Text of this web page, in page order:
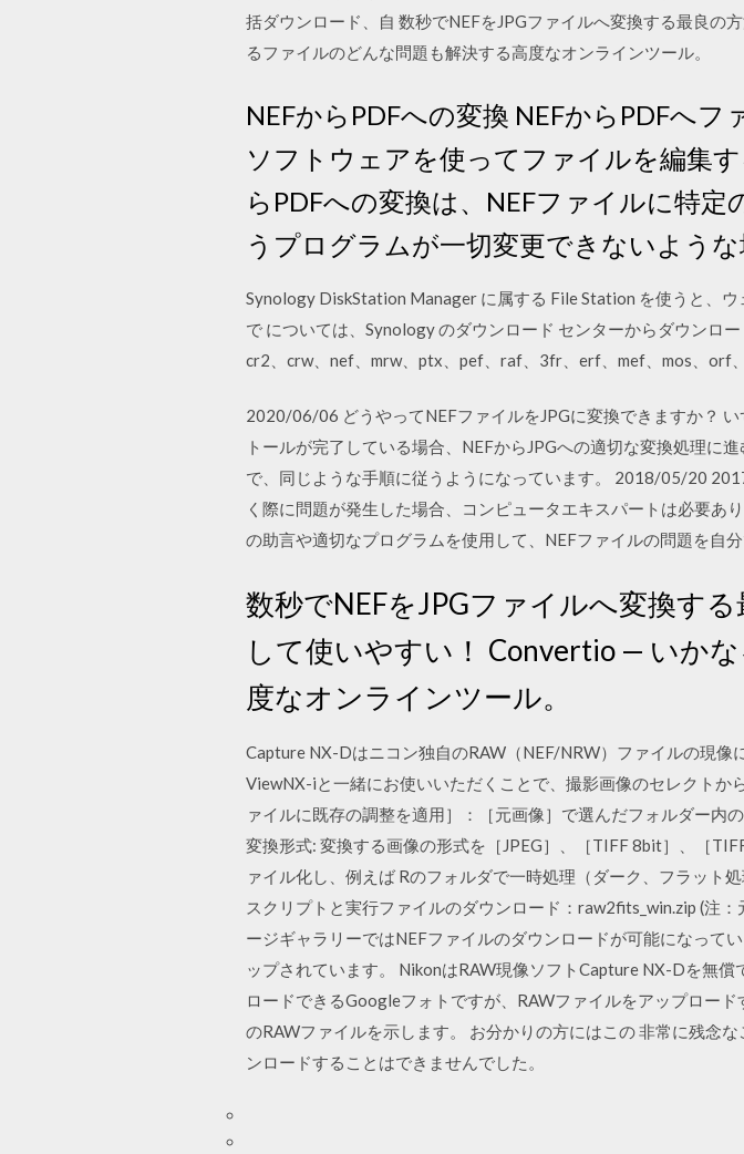
括ダウンロード、自 数秒でNEFをJPGファイルへ変換する最良
るファイルのどんな問題も解決する高度なオンラインツール。
NEFからPDFへの変換 NEFからPDFへ
ソフトウェアを使ってファイルを編集
らPDFへの変換は、NEFファイルに特
うプログラムが一切変更できないよう
Synology DiskStation Manager に属する File Station を使うと、
で については、Synology のダウンロード センターからダウンロ
cr2、crw、nef、mrw、ptx、pef、raf、3fr、erf、mef、mos、orf
2020/06/06 どうやってNEFファイルをJPGに変換できますか？
トールが完了している場合、NEFからJPGへの適切な変換処理に
で、同じような手順に従うようになっています。 2018/05/20
く際に問題が発生した場合、コンピュータエキスパートは必要あ
の助言や適切なプログラムを使用して、NEFファイルの問題を自
数秒でNEFをJPGファイルへ変換す
して使いやすい！ Convertio — いか
度なオンラインツール。
Capture NX-Dはニコン独自のRAW（NEF/NRW）ファイルの現
ViewNX-iと一緒にお使いいただくことで、撮影画像のセレクト
ァイルに既存の調整を適用］：［元画像］で選んだフォルダー内
変換形式: 変換する画像の形式を［JPEG］、［TIFF 8bit］、［
ァイル化し、例えば Rのフォルダで一時処理（ダーク、フラット
スクリプトと実行ファイルのダウンロード：raw2fits_win.zip (注
ージギャラリーではNEFファイルのダウンロードが可能になって
ップされています。 NikonはRAW現像ソフトCapture NX-Dを無
ロードできるGoogleフォトですが、RAWファイルをアップロー
のRAWファイルを示します。 お分かりの方にはこの 非常に残念
ンロードすることはできませんでした。